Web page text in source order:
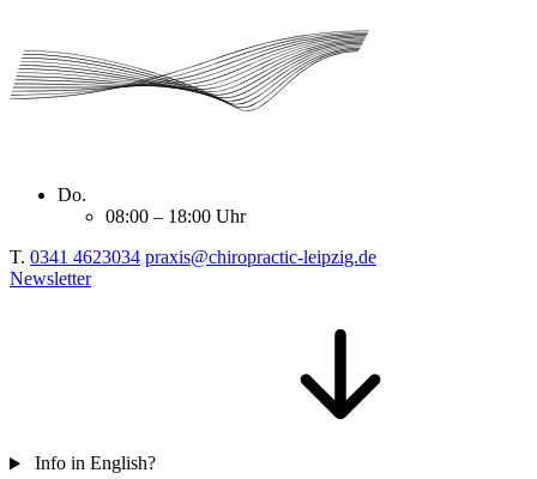
Do.
08:00 – 18:00 Uhr
T. 0341 4623034 praxis@chiropractic-leipzig.de
Newsletter
Info in English?